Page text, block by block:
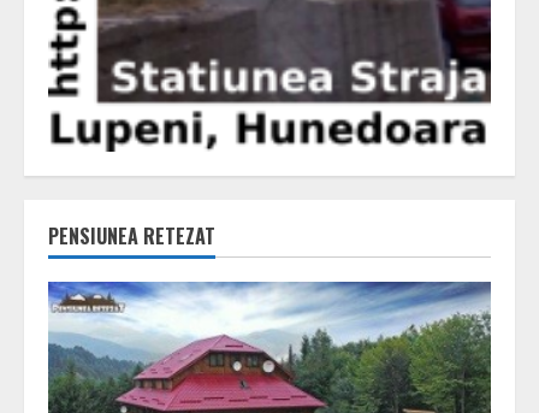
PENSIUNEA RETEZAT